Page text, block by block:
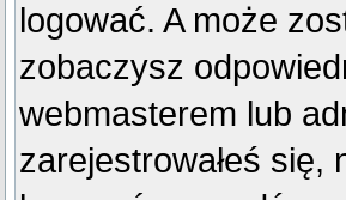
logować. A może
zobaczysz
webmasterem lub
zarejestrowałeś się,